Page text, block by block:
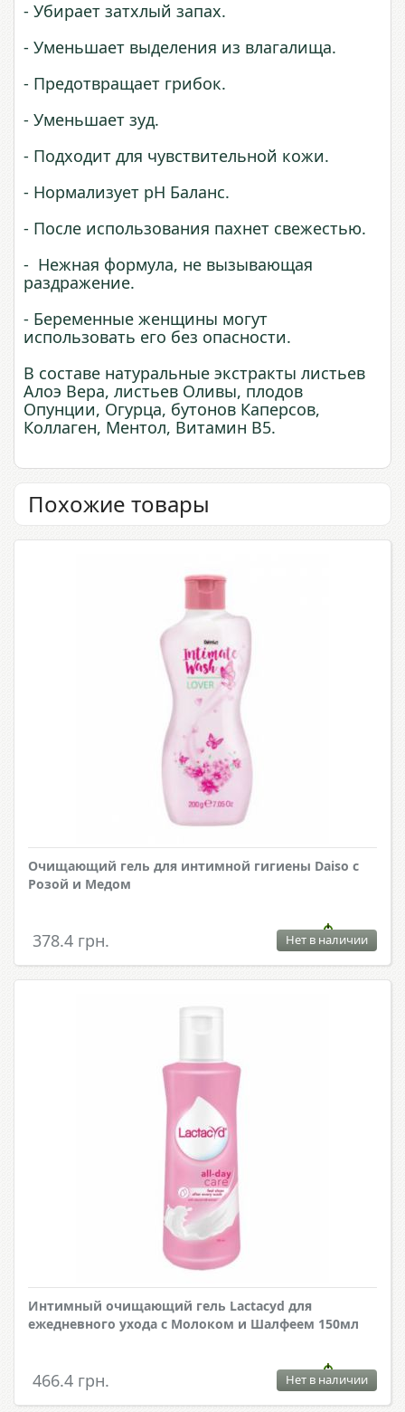
- Убирает затхлый запах.
- Уменьшает выделения из влагалища.
- Предотвращает грибок.
- Уменьшает зуд.
- Подходит для чувствительной кожи.
- Нормализует pH Баланс.
- После использования пахнет свежестью.
- Нежная формула, не вызывающая
раздражение.
- Беременные женщины могут
использовать его без опасности.
В составе натуральные экстракты листьев
Алоэ Вера, листьев Оливы, плодов
Опунции, Огурца, бутонов Каперсов,
Коллаген, Ментол, Витамин В5.
Похожие товары
Очищающий гель для интимной гигиены Daiso с
Розой и Медом
378.4 грн. Нет в наличии
Интимный очищающий гель Lactacyd для
ежедневного ухода с Молоком и Шалфеем 150мл
466.4 грн. Нет в наличии